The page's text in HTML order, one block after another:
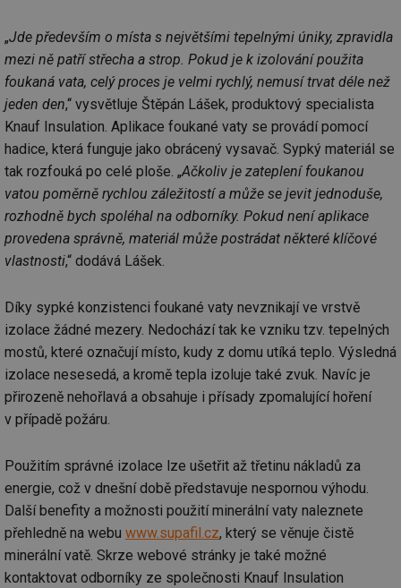
„Jde především o místa s největšími tepelnými úniky, zpravidla
mezi ně patří střecha a strop. Pokud je k izolování použita
foukaná vata, celý proces je velmi rychlý, nemusí trvat déle než
jeden den,“ vysvětluje Štěpán Lášek, produktový specialista
Knauf Insulation. Aplikace foukané vaty se provádí pomocí
hadice, která funguje jako obrácený vysavač. Sypký materiál se
tak rozfouká po celé ploše. „Ačkoliv je zateplení foukanou
vatou poměrně rychlou záležitostí a může se jevit jednoduše,
rozhodně bych spoléhal na odborníky. Pokud není aplikace
provedena správně, materiál může postrádat některé klíčové
vlastnosti,“ dodává Lášek.
Díky sypké konzistenci foukané vaty nevznikají ve vrstvě
izolace žádné mezery. Nedochází tak ke vzniku tzv. tepelných
mostů, které označují místo, kudy z domu utíká teplo. Výsledná
izolace nesesedá, a kromě tepla izoluje také zvuk. Navíc je
přirozeně nehořlavá a obsahuje i přísady zpomalující hoření
v případě požáru.
Použitím správné izolace lze ušetřit až třetinu nákladů za
energie, což v dnešní době představuje nespornou výhodu.
Další benefity a možnosti použití minerální vaty naleznete
přehledně na webu www.supafil.cz, který se věnuje čistě
minerální vatě. Skrze webové stránky je také možné
kontaktovat odborníky ze společnosti Knauf Insulation